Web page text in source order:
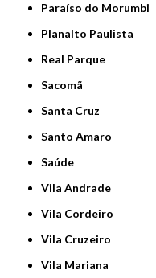
Paraíso do Morumbi
Planalto Paulista
Real Parque
Sacomã
Santa Cruz
Santo Amaro
Saúde
Vila Andrade
Vila Cordeiro
Vila Cruzeiro
Vila Mariana